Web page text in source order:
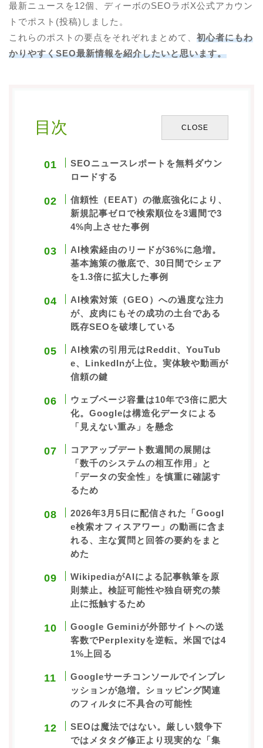
SEOのよくある質問
ブログ
SEO最新ニュース
会社概要
SEO無料調査を申し込む
SEOチェックリストを無料DLする
最新ニュースを12個、ディーボのSEOラボX公式アカウン
トでポスト(投稿)しました。
これらのポストの要点をそれぞれまとめて、 初心者にもわ
かりやすくSEO最新情報を紹介したいと思います。
CLOSE
目次
SEOニュースレポートを無料ダウン
ロードする
信頼性（EEAT）の徹底強化により、
新規記事ゼロで検索順位を3週間で3
4%向上させた事例
AI検索経由のリードが36%に急増。
基本施策の徹底で、30日間でシェア
を1.3倍に拡大した事例
AI検索対策（GEO）への過度な注力
が、皮肉にもその成功の土台である
既存SEOを破壊している
AI検索の引用元はReddit、YouTub
e、LinkedInが上位。実体験や動画が
信頼の鍵
ウェブページ容量は10年で3倍に肥大
化。Googleは構造化データによる
「見えない重み」を懸念
コアアップデート数週間の展開は
「数千のシステムの相互作用」と
「データの安全性」を慎重に確認す
るため
2026年3月5日に配信された「Googl
e検索オフィスアワー」の動画に含ま
れる、主な質問と回答の要約をまと
めた
WikipediaがAIによる記事執筆を原
則禁止。検証可能性や独自研究の禁
止に抵触するため
Google Geminiが外部サイトへの送
客数でPerplexityを逆転。米国では4
1%上回る
Googleサーチコンソールでインプレ
ッションが急増。ショッピング関連
のフィルタに不具合の可能性
SEOは魔法ではない。厳しい競争下
ではメタタグ修正より現実的な「集